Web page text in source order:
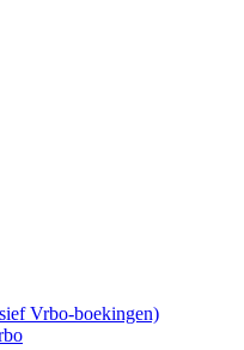
Vrbo-boekingen)